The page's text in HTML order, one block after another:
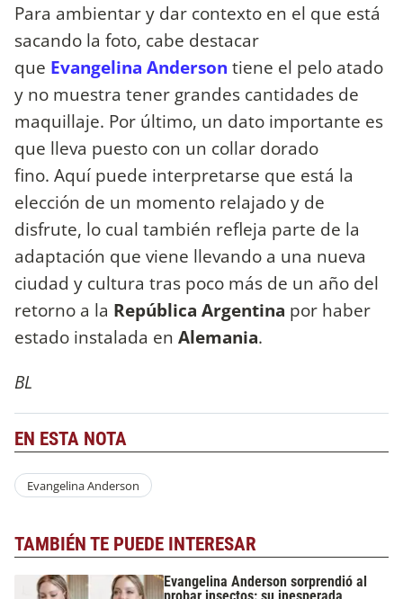
Para ambientar y dar contexto en el que está
sacando la foto, cabe destacar
que Evangelina Anderson tiene el pelo atado
y no muestra tener grandes cantidades de
maquillaje. Por último, un dato importante es
que lleva puesto con un collar dorado
fino. Aquí puede interpretarse que está la
elección de un momento relajado y de
disfrute, lo cual también refleja parte de la
adaptación que viene llevando a una nueva
ciudad y cultura tras poco más de un año del
retorno a la República Argentina por haber
estado instalada en Alemania.
BL
EN ESTA NOTA
Evangelina Anderson
TAMBIÉN TE PUEDE INTERESAR
Evangelina Anderson sorprendió al
probar insectos: su inesperada